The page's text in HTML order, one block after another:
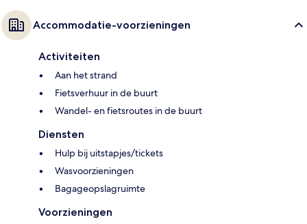
Accommodatie-voorzieningen
Activiteiten
Aan het strand
Fietsverhuur in de buurt
Wandel- en fietsroutes in de buurt
Diensten
Hulp bij uitstapjes/tickets
Wasvoorzieningen
Bagageopslagruimte
Voorzieningen